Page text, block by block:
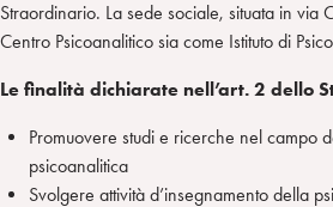
Straordinario. La sede sociale, situata in via
Centro Psicoanalitico sia come Istituto di
Le finalità dichiarate nell’art. 2 dello
Promuovere studi e ricerche nel campo
psicoanalitica
Svolgere attività d’insegnamento della